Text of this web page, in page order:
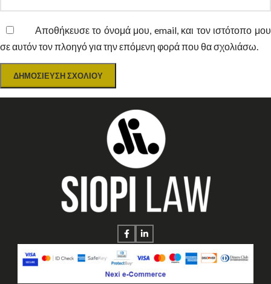
Αποθήκευσε το όνομά μου, email, και τον ιστότοπο μου
σε αυτόν τον πλοηγό για την επόμενη φορά που θα σχολιάσω.